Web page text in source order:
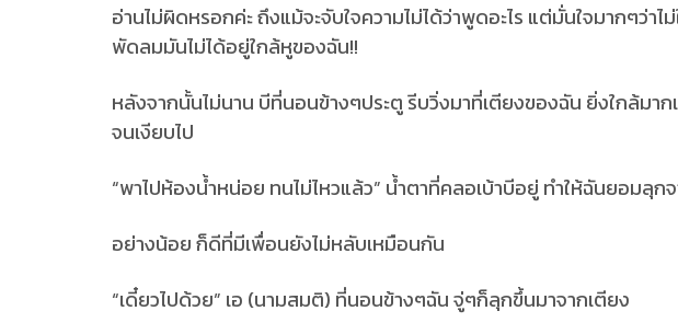
อ่านไม่ผิดหรอกค่ะ ถึงแม้จะจับใจความไม่ได้ว่าพูดอะไร แต่มั่นใจมากๆว่าไ
พัดลมมันไม่ได้อยู่ใกล้หูของฉัน!!
หลังจากนั้นไม่นาน บีที่นอนข้างๆประตู รีบวิ่งมาที่เตียงของฉัน ยิ่งใกล้มาก
จนเงียบไป
“พาไปห้องน้ำหน่อย ทนไม่ไหวแล้ว” น้ำตาที่คลอเบ้าบีอยู่ ทำให้ฉันยอมลุก
อย่างน้อย ก็ดีที่มีเพื่อนยังไม่หลับเหมือนกัน
“เดี๋ยวไปด้วย” เอ (นามสมติ) ที่นอนข้างๆฉัน จู่ๆก็ลุกขึ้นมาจากเตียง